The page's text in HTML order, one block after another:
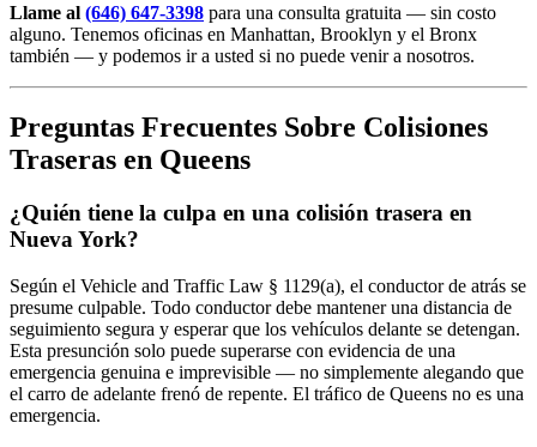
Llame al (646) 647-3398 para una consulta gratuita — sin costo
alguno. Tenemos oficinas en Manhattan, Brooklyn y el Bronx
también — y podemos ir a usted si no puede venir a nosotros.
Preguntas Frecuentes Sobre Colisiones
Traseras en Queens
¿Quién tiene la culpa en una colisión trasera en
Nueva York?
Según el Vehicle and Traffic Law § 1129(a), el conductor de atrás se
presume culpable. Todo conductor debe mantener una distancia de
seguimiento segura y esperar que los vehículos delante se detengan.
Esta presunción solo puede superarse con evidencia de una
emergencia genuina e imprevisible — no simplemente alegando que
el carro de adelante frenó de repente. El tráfico de Queens no es una
emergencia.